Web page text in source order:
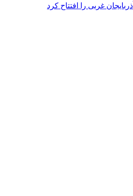
غربی را افتتاح کرد